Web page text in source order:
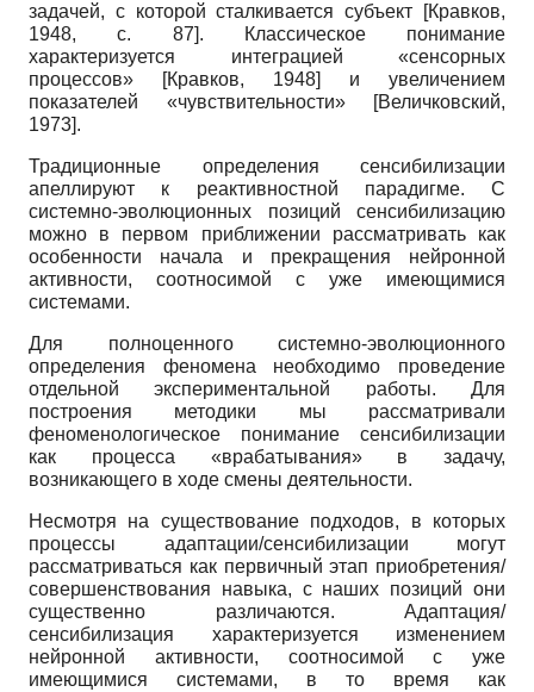
задачей, с которой сталкивается субъект
[Кравков,
1948, с. 87]. Классическое понимание
характеризуется интеграцией «сенсорных
процессов»
[Кравков, 1948]
и увеличением
показателей «чувствительности»
[Величковский,
1973].
Традиционные определения сенсибилизации
апеллируют к реактивностной парадигме. С
системно-эволюционных позиций сенсибилизацию
можно в первом приближении рассматривать как
особенности начала и прекращения нейронной
активности, соотносимой с уже имеющимися
системами.
Для полноценного системно-эволюционного
определения феномена необходимо проведение
отдельной экспериментальной работы. Для
построения методики мы рассматривали
феноменологическое понимание сенсибилизации
как процесса «врабатывания» в задачу,
возникающего в ходе смены деятельности.
Несмотря на существование подходов, в которых
процессы адаптации/сенсибилизации могут
рассматриваться как первичный этап приобретения/
совершенствования навыка, с наших позиций они
существенно различаются. Адаптация/
сенсибилизация характеризуется изменением
нейронной активности, соотносимой с уже
имеющимися системами, в то время как